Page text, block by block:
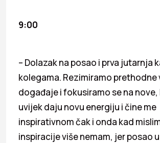
9:00
– Dolazak na posao i prva jutarnja
kolegama. Rezimiramo prethodne
događaje i fokusiramo se na nove,
uvijek daju novu energiju i čine me
inspirativnom čak i onda kad
inspiracije više nemam, jer posao u